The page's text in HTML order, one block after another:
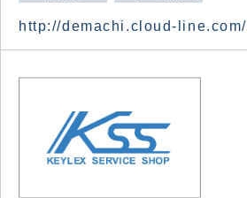
http://demachi.cloud-line.com/